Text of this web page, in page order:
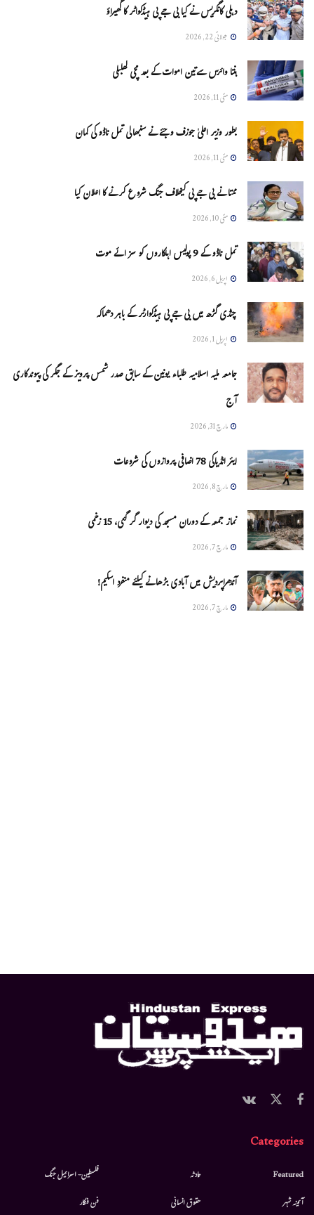
دہلی کانگریس نے کیا بی جے پی ہیڈکواٹر کا گھیراؤ
جولائی 22, 2026
ہنتا وائرس سےتین اموات کے بعد مچی کھلبلی
مئی 11, 2026
بطور وزیر اعلیٰ جوزف وجئے نے سنبھالی تمل ناڈو کی کمان
مئی 11, 2026
ممتا نے بی جے پی کیخلاف جنگ شروع کرنے کا اعلان کیا
مئی 10, 2026
تمل ناڈو کے 9 پولیس اہلکاروں کو سزائے موت
اپریل 6, 2026
چنڈی گڑھ میں بی جے پی ہیڈکوارٹر کے باہر دھماکہ
اپریل 1, 2026
جامعہ ملیہ اسلامیہ طلباء یونین کے سابق صدر شمس پرویز کے جگر کی پیوندکاری
آج
مارچ 31, 2026
ایئر انڈیاکی 78 اضافی پروازوں کی شروعات
مارچ 8, 2026
نماز جمعہ کے دوران مسجد کی دیوار گر گئی، 15 زخمی
مارچ 7, 2026
آندھراپردیش میں آبادی بڑھانے کیلئے منفرد اسکیم!
مارچ 7, 2026
Categories
Featured
آئینہ شہر
حادثہ
حقوق انسانی
فلسطین- اسرائیل جنگ
فن فنکار